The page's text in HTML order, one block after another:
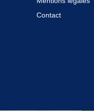
Contact